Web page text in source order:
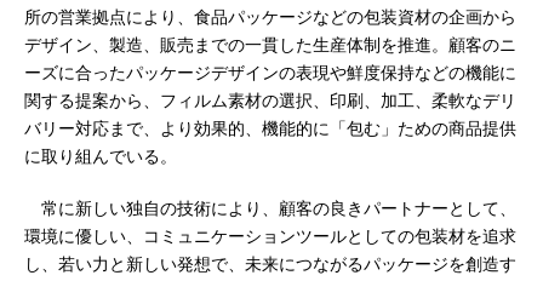
所の営業拠点により、食品パッケージなどの包装資材の企画から
デザイン、製造、販売までの一貫した生産体制を推進。顧客のニ
ーズに合ったパッケージデザインの表現や鮮度保持などの機能に
関する提案から、フィルム素材の選択、印刷、加工、柔軟なデリ
バリー対応まで、より効果的、機能的に「包む」ための商品提供
に取り組んでいる。
常に新しい独自の技術により、顧客の良きパートナーとして、
環境に優しい、コミュニケーションツールとしての包装材を追求
し、若い力と新しい発想で、未来につながるパッケージを創造す